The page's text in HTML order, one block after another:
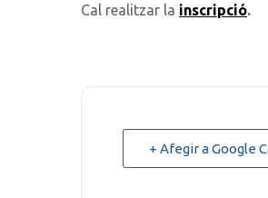
Cal realitzar la inscripció.
+ Afegir a Google